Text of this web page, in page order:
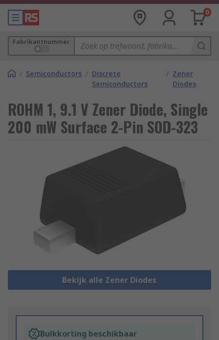
0
Fabrikantnummer
/ Semiconductors / Discrete
Semiconductors
/ Zener
Diodes
ROHM 1, 9.1 V Zener Diode, Single
200 mW Surface 2-Pin SOD-323
Bekijk alle Zener Diodes
Bulkkorting beschikbaar